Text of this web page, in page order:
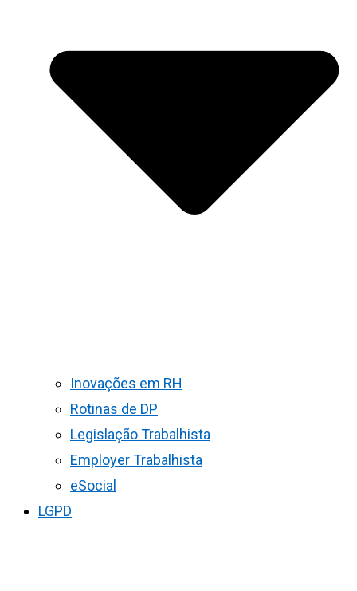
Inovações em RH
Rotinas de DP
Legislação Trabalhista
Employer Trabalhista
eSocial
LGPD